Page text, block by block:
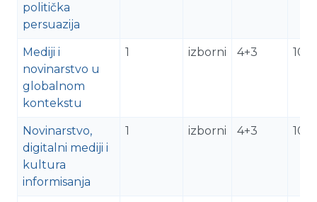
politička
persuazija
Mediji i
novinarstvo u
globalnom
kontekstu
1 izborni 4+3 10
Novinarstvo,
digitalni mediji i
kultura
informisanja
1 izborni 4+3 10